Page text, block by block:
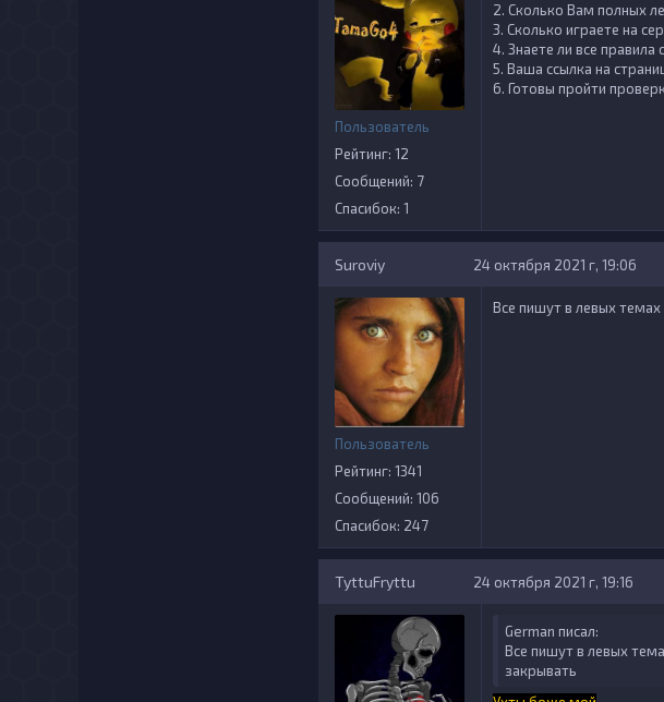
Пользователь
Рейтинг: 12
Сообщений: 7
Спасибок: 1
2. Сколько Вам полных
3. Сколько играете на
4. Знаете ли все правила
5. Ваша ссылка на
6. Готовы пройти
Suroviy 24 октября 2021 г, 19:06
Пользователь
Рейтинг: 1341
Сообщений: 106
Спасибок: 247
Все пишут в левых
TyttuFryttu 24 октября 2021 г, 19:16
German писал:
Все пишут в левых
закрывать